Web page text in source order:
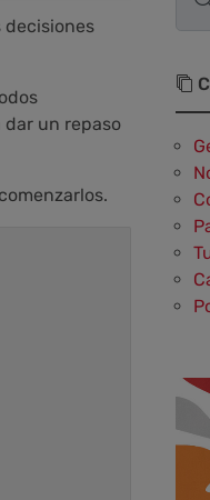
decisiones
dar un repaso